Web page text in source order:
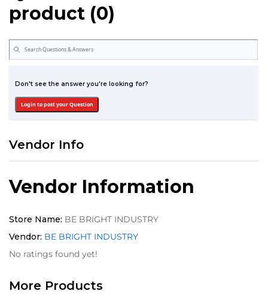
product (0)
Don't see the answer you're looking for?
Login to post your Question
Vendor Info
Vendor Information
Store Name: BE BRIGHT INDUSTRY
Vendor: BE BRIGHT INDUSTRY
No ratings found yet!
More Products